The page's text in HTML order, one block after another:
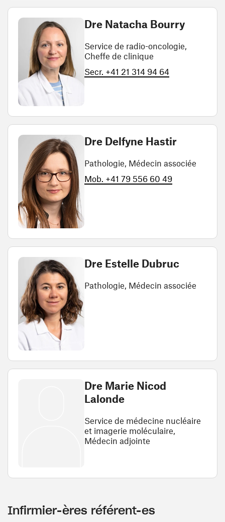
Dre Natacha Bourry
Service de radio-oncologie,
Cheffe de clinique
Secr. +41 21 314 94 64
Dre Delfyne Hastir
Pathologie, Médecin associée
Mob. +41 79 556 60 49
Dre Estelle Dubruc
Pathologie, Médecin associée
Dre Marie Nicod
Lalonde
Service de médecine nucléaire
et imagerie moléculaire,
Médecin adjointe
Infirmier-ères référent-es